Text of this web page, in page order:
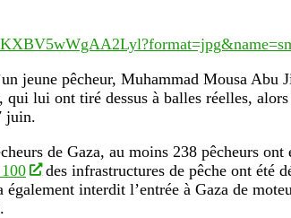
jeune pêcheur, Muhammad Mousa Abu
qui lui ont tiré dessus à balles réelles,
juin.
de Gaza, au moins 238 pêcheurs ont
des infrastructures de pêche ont été
interdit l’entrée à Gaza de